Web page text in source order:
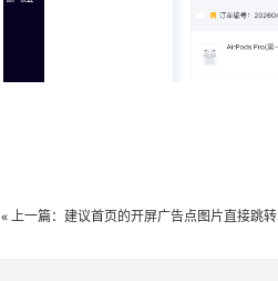
« 上一篇：建议首页的开屏广告点图片直接跳转